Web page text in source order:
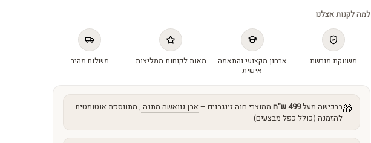
X
cream
quantity
למה לקנות אצלנו
משווקת מורשת
אבחון מקצועי והתאמה
אישית
מאות לקוחות ממליצות משלוח מהיר
🎁ברכישה מעל499 ש"ח ממוצרי חוה זינגבוים – אבן גוואשה מתנה , מתווספת אוטומטית
להזמנה (כולל כפל מבצעים)